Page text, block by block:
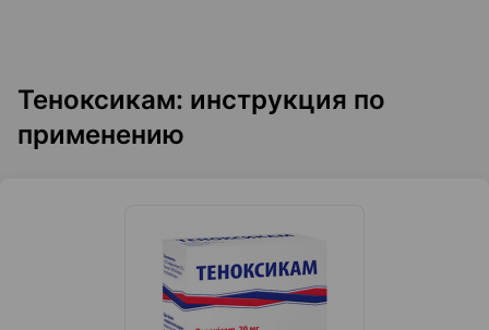
Теноксикам: инструкция по
применению